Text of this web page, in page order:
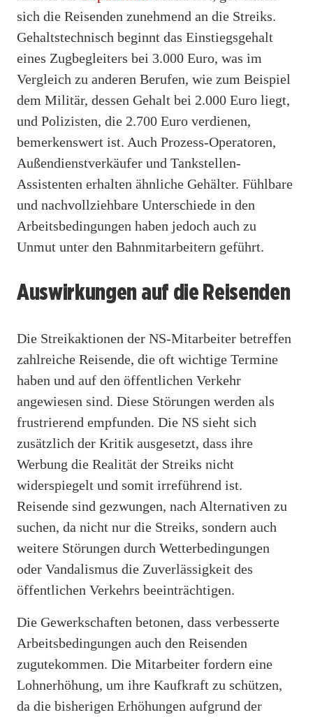
sich die Reisenden zunehmend an die Streiks.
Gehaltstechnisch beginnt das Einstiegsgehalt
eines Zugbegleiters bei 3.000 Euro, was im
Vergleich zu anderen Berufen, wie zum Beispiel
dem Militär, dessen Gehalt bei 2.000 Euro liegt,
und Polizisten, die 2.700 Euro verdienen,
bemerkenswert ist. Auch Prozess-Operatoren,
Außendienstverkäufer und Tankstellen-
Assistenten erhalten ähnliche Gehälter. Fühlbare
und nachvollziehbare Unterschiede in den
Arbeitsbedingungen haben jedoch auch zu
Unmut unter den Bahnmitarbeitern geführt.
Auswirkungen auf die Reisenden
Die Streikaktionen der NS-Mitarbeiter betreffen
zahlreiche Reisende, die oft wichtige Termine
haben und auf den öffentlichen Verkehr
angewiesen sind. Diese Störungen werden als
frustrierend empfunden. Die NS sieht sich
zusätzlich der Kritik ausgesetzt, dass ihre
Werbung die Realität der Streiks nicht
widerspiegelt und somit irreführend ist.
Reisende sind gezwungen, nach Alternativen zu
suchen, da nicht nur die Streiks, sondern auch
weitere Störungen durch Wetterbedingungen
oder Vandalismus die Zuverlässigkeit des
öffentlichen Verkehrs beeinträchtigen.
Die Gewerkschaften betonen, dass verbesserte
Arbeitsbedingungen auch den Reisenden
zugutekommen. Die Mitarbeiter fordern eine
Lohnerhöhung, um ihre Kaufkraft zu schützen,
da die bisherigen Erhöhungen aufgrund der